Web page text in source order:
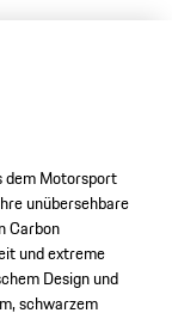
dem Motorsport
unübersehbare
Carbon
und extreme
Design und
schwarzem